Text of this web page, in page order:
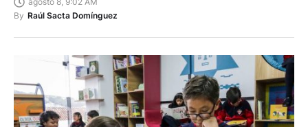
By Raúl Sacta Domínguez